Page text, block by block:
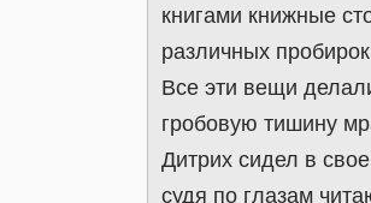
книгами книжные
различных
Все эти вещи
гробовую тишину
Дитрих сидел в
судя по глазам